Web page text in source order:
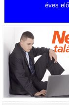
éves